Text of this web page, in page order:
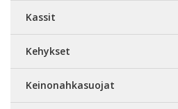
Kassit
Kehykset
Keinonahkasuojat